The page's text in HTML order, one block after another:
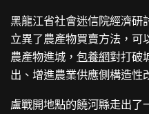
黑龍江省社會迷信院經濟研
立異了農產物買賣方法，可
農產物進城，包養網對打破
出、增進農業供應側構造性
盧戰開地點的饒河縣走出了